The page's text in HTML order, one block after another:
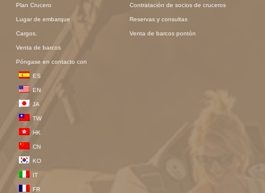
Plan Crucero
Lugar de embarque
Cargos.
Venta de barcos
Póngase en contacto con
ES
EN
JA
TW
HK
CN
KO
IT
FR
Contratación de socios de cruceros
Reservas y consultas
Venta de barcos pontón